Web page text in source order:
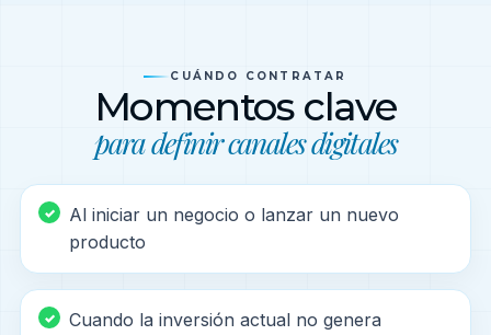
CUÁNDO CONTRATAR
Momentos clave
para definir canales digitales
Al iniciar un negocio o lanzar un nuevo
producto
Cuando la inversión actual no genera